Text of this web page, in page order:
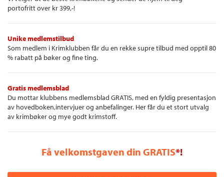
portofritt over kr 399,-!
Unike medlemstilbud
Som medlem i Krimklubben får du en rekke supre tilbud med opptil 80
% rabatt på bøker og fine ting.
Gratis medlemsblad
Du mottar klubbens medlemsblad GRATIS, med en fyldig presentasjon
av hovedboken,intervjuer og anbefalinger. Her får du et stort utvalg
av krimbøker og mye godt krimstoff.
Få velkomstgaven din GRATIS*!